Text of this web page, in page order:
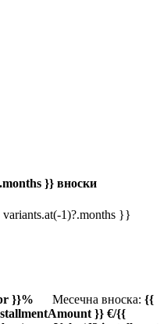
}} вноски
1)?.months }}
}}%
Месечна вноска: {{
}} €/{{